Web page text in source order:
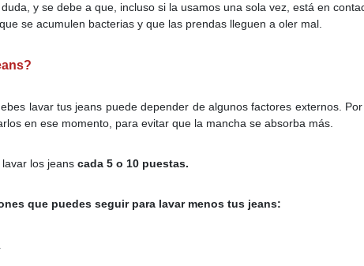
y se debe a que, incluso si la usamos una sola vez, está en
se acumulen bacterias y que las prendas lleguen a oler mal.
lavar tus jeans puede depender de algunos factores externos.
en ese momento, para evitar que la mancha se absorba más.
los jeans cada 5 o 10 puestas.
que puedes seguir para lavar menos tus jeans: